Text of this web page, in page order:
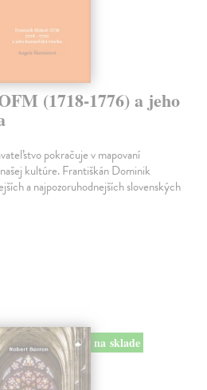
(1718-1776) a jeho
pokračuje v mapovaní
kultúre. Františkán Dominik
a najpozoruhodnejších slovenských
na sklade